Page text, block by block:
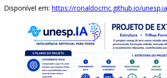
Disponível em: https://ronaldocmc.github.io/